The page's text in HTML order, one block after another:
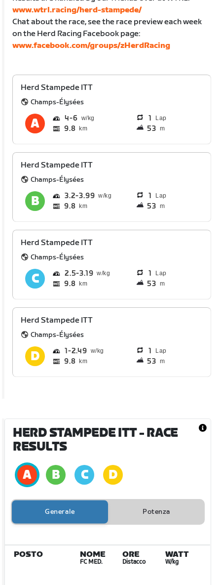
www.wtrl.racing/herd-stampede/
Chat about the race, see the race preview each week
on the Herd Racing Facebook page:
www.facebook.com/groups/zHerdRacing
Herd Stampede ITT
Champs-Élysées
4 6 1 Lap
9.8 km 53 m
Herd Stampede ITT
Champs-Élysées
3.2 3.99 1 Lap
9.8 km 53 m
Herd Stampede ITT
Champs-Élysées
2.5 3.19 1 Lap
9.8 km 53 m
Herd Stampede ITT
Champs-Élysées
1 2.49 1 Lap
9.8 km 53 m
HERD STAMPEDE ITT- RACE
RESULTS
Generale Potenza
POSTO NOME
FC MED.
ORE
Distacco
WATT
W/kg